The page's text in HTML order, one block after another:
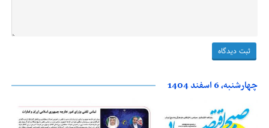
چهارشنبه، 6 اسفند 1404